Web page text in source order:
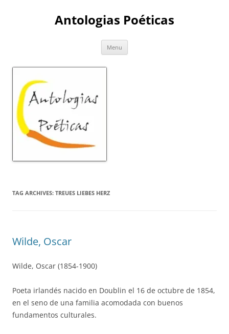
Antologias Poéticas
Menu
TAG ARCHIVES: TREUES LIEBES HERZ
Wilde, Oscar
Wilde, Oscar (1854-1900)
Poeta irlandés nacido en Doublin el 16 de octubre de 1854,
en el seno de una familia acomodada con buenos
fundamentos culturales.